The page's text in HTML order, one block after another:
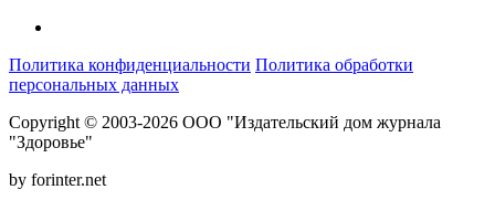
Политика конфиденциальности Политика обработки
персональных данных
Copyright © 2003-2026 ООО "Издательский дом журнала
"Здоровье"
by forinter.net